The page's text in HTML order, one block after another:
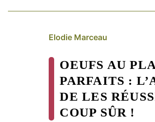
Elodie Marceau
OEUFS AU
PARFAITS :
DE LES
COUP SÛR !